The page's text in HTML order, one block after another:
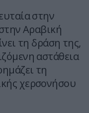
στην
Αραβική
τη δράση της,
αστάθεια
τη
χερσονήσου